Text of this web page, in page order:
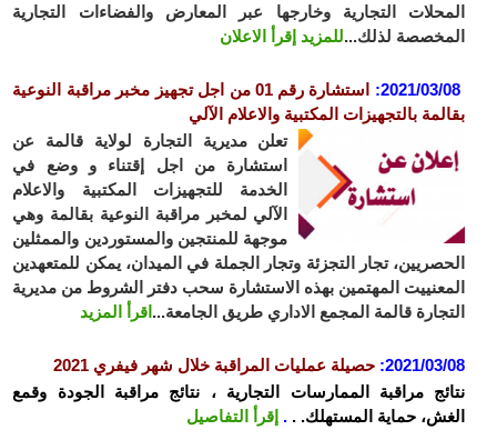
التجارية وخارجها عبر المعارض والفضاءات التجارية
لذلك... للمزيد إقرأ الاعلان
2021/03/
:
استشارة رقم 01 من اجل تجهيز مخبر مراقبة النوعية
بالتجهيزات المكتبية والاعلام الآلي
تعلن مديرية التجارة لولاية قالمة عن
استشارة من اجل إقتناء و وضع في
الخدمة للتجهيزات المكتبية والاعلام
الآلي لمخبر مراقبة النوعية بقالمة وهي
موجهة للمنتجين والمستوردين والممثلين
تجار التجزئة وتجار الجملة في الميدان، يمكن للمتعهدين
المهتمين بهذه الاستشارة سحب دفتر الشروط من مديرية
قالمة المجمع الاداري طريق الجامعة...اقرأ المزيد
2021/
:حصيلة عمليات المراقبة خلال شهر فيفري 2021
مراقبة الممارسات التجارية ، نتائج مراقبة الجودة وقمع
حماية المستهلك. ..إقرأ التفاصيل